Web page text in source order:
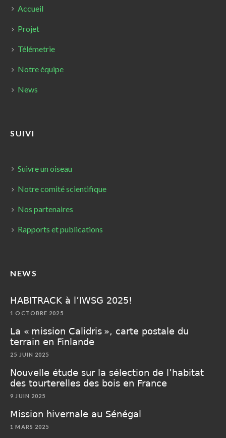
Accueil
Projet
Télémetrie
Notre équipe
News
SUIVI
Suivre un oiseau
Notre comité scientifique
Nos partenaires
Rapports et publications
NEWS
HABITRACK à l’IWSG 2025!
1 OCTOBRE 2025
La « mission Calidris », carte postale du
terrain en Finlande
25 JUIN 2025
Nouvelle étude sur la sélection de l’habitat
des tourterelles des bois en France
9 JUIN 2025
Mission hivernale au Sénégal
1 MARS 2025